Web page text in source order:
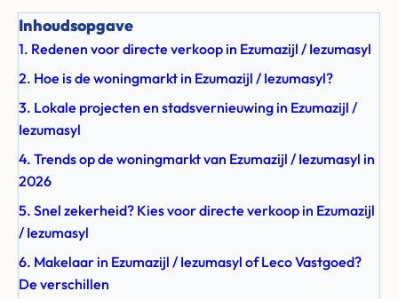
Inhoudsopgave
1. Redenen voor directe verkoop in Ezumazijl / Iezumasyl
2. Hoe is de woningmarkt in Ezumazijl / Iezumasyl?
3. Lokale projecten en stadsvernieuwing in Ezumazijl /
Iezumasyl
4. Trends op de woningmarkt van Ezumazijl / Iezumasyl in
2026
5. Snel zekerheid? Kies voor directe verkoop in Ezumazijl
/ Iezumasyl
6. Makelaar in Ezumazijl / Iezumasyl of Leco Vastgoed?
De verschillen